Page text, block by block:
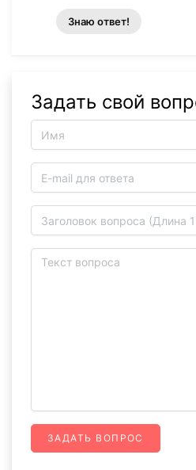
Знаю ответ!
Задать свой
ЗАДАТЬ ВОПРОС